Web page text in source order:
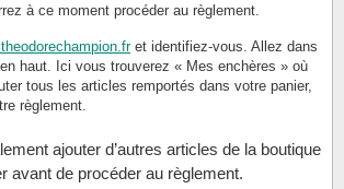
à ce moment procéder au règlement.
et identifiez-vous. Allez dans
haut. Ici vous trouverez « Mes enchères » où
tous les articles remportés dans votre panier,
règlement.
ajouter d’autres articles de la boutique
avant de procéder au règlement.
Pays-